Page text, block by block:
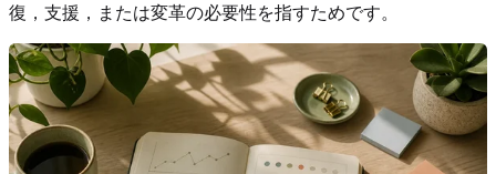
復，支援，または変革の必要性を指すためです。